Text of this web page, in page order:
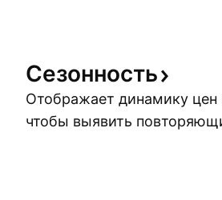
Сезонность
Отображает динамику
чтобы выявить